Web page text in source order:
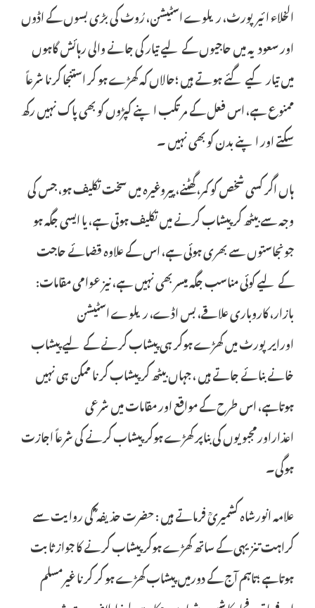
الخلاء ائیرپورٹ، ریلوے اسٹیشن، رُوٹ کی بڑی بسوں کے اڈوں
اور سعودیہ میں حاجیوں کے لیے تیار کی جانے والی رہائش گاہوں
میں تیار کیے گئے ہوتے ہیں ؛حالاں کہ کھڑے ہو کر استنجا کرنا شرعاً
ممنوع ہے، اس فعل کے مرتکب اپنے کپڑوں کو بھی پاک نہیں رکھ
سکتے اور اپنے بدن کو بھی نہیں ۔
ہاں اگر کسی شخص کو کمر، گھٹنے، پیروغیرہ میں سخت تکلیف ہو، جس کی
وجہ سے بیٹھ کر پیشاب کرنے میں تکلیف ہوتی ہے، یا ایسی جگہ ہو
جونجاستوں سے بھری ہوئی ہے، اس کے علاوہ قضائے حاجت
کے لیے کوئی مناسب جگہ میسر بھی نہیں ہے، نیز عوامی مقامات:
بازار، کاروباری علاقے، بس اڈے، ریلوے اسٹیشن
اورایرپورٹ میں کھڑے ہوکر ہی پیشاب کرنے کے لیے پیشاب
خانے بنائے جاتے ہیں ، جہاں بیٹھ کر پیشاب کرنا ممکن ہی نہیں
ہوتاہے، اس طرح کے مواقع اور مقامات میں شرعی
اعذاراورمجبویوں کی بناپر کھڑے ہوکر پیشاب کرنے کی شرعاً اجازت
ہوگی۔
علامہ انورشاہ کشمیریؒ فرماتے ہیں : حضرت حذیفہ ؓ کی روایت سے
کراہت تنزیہی کے ساتھ کھڑے ہوکر پیشاب کرنے کا جوازثابت
ہوتاہے ؛تاہم آج کے دورمیں پیشاب کھڑے ہو کر کرنا غیرمسلم